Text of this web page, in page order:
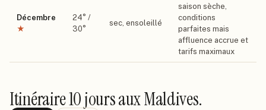
Décembre
★
24° /
30°
sec, ensoleillé
saison sèche,
conditions
parfaites mais
affluence accrue et
tarifs maximaux
Itinéraire10 joursaux Maldives.